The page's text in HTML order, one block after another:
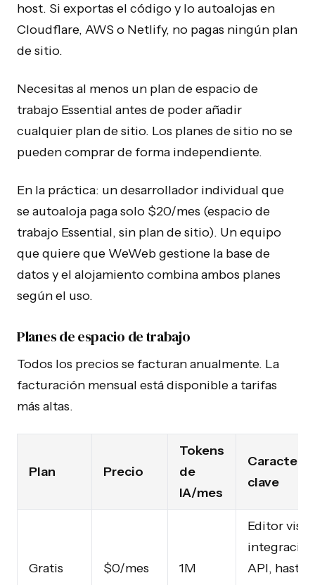
host. Si exportas el código y lo autoalojas en
Cloudflare, AWS o Netlify, no pagas ningún plan
de sitio.
Necesitas al menos un plan de espacio de
trabajo Essential antes de poder añadir
cualquier plan de sitio. Los planes de sitio no se
pueden comprar de forma independiente.
En la práctica: un desarrollador individual que
se autoaloja paga solo $20/mes (espacio de
trabajo Essential, sin plan de sitio). Un equipo
que quiere que WeWeb gestione la base de
datos y el alojamiento combina ambos planes
según el uso.
Planes de espacio de trabajo
Todos los precios se facturan anualmente. La
facturación mensual está disponible a tarifas
más altas.
Plan Precio
Tokens
de
IA/mes
clave
Gratis $0/mes 1M
Editor
API, hasta